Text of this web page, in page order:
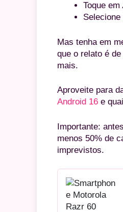
Toque em
Selecione
Mas tenha em
que o relato é
mais.
Aproveite para
Android 16 e
Importante:
menos 50% de
imprevistos.